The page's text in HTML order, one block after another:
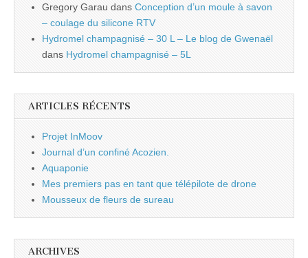
Gregory Garau dans Conception d’un moule à savon
– coulage du silicone RTV
Hydromel champagnisé – 30 L – Le blog de Gwenaël
dans Hydromel champagnisé – 5L
ARTICLES RÉCENTS
Projet InMoov
Journal d’un confiné Acozien.
Aquaponie
Mes premiers pas en tant que télépilote de drone
Mousseux de fleurs de sureau
ARCHIVES